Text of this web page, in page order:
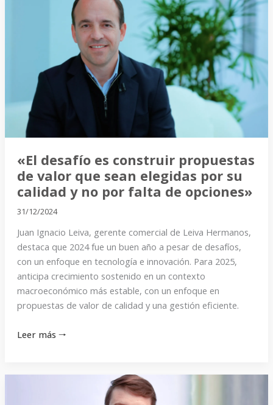
«El desafío es construir propuestas
de valor que sean elegidas por su
calidad y no por falta de opciones»
31/12/2024
Juan Ignacio Leiva, gerente comercial de Leiva Hermanos,
destaca que 2024 fue un buen año a pesar de desafíos,
con un enfoque en tecnología e innovación. Para 2025,
anticipa crecimiento sostenido en un contexto
macroeconómico más estable, con un enfoque en
propuestas de valor de calidad y una gestión eficiente.
propuestas
valor
que
sean
elegidas
por
su
calidad
por
falta
de
opciones»
Leer más 🠒